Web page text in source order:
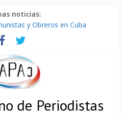
noticias:
y Obreros en Cuba
que adoctrinar a nadie, no tiene
la que imparte lecciones»
a familias con niños
interesados” envío de
de Periodistas